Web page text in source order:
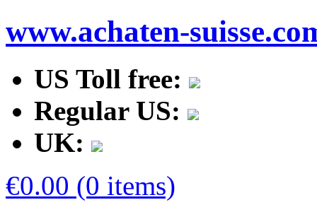
www.achaten-
US Toll free:
Regular US:
UK:
€0.00 (0 items)